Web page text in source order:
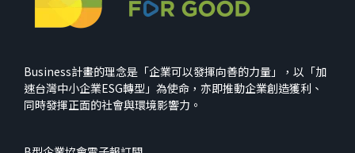
Business計畫的理念是「企業可以發揮向善的力量」，以「加
速台灣中小企業ESG轉型」為使命，亦即推動企業創造獲利、
同時發揮正面的社會與環境影響力。